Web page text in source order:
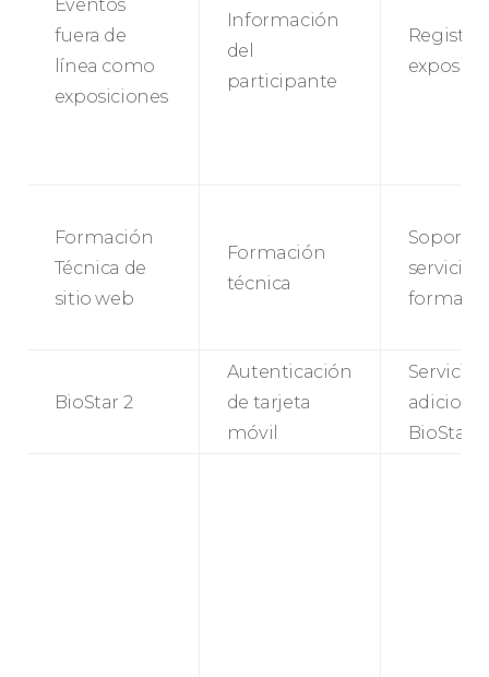
fuera de
línea como
exposiciones
Información
del
participante
Registro
Formación
Técnica de
sitio web
Formación
técnica
Soporte
servicio
BioStar 2
Autenticación
de tarjeta
móvil
Servicios
BioStar 2